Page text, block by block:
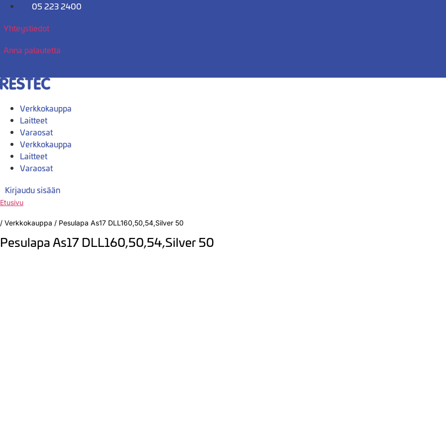
Mene
05 223 2400
Yhteystiedot
Anna palautetta
Verkkokauppa
Laitteet
Varaosat
Verkkokauppa
Laitteet
Varaosat
Kirjaudu sisään
Etusivu
/ Verkkokauppa / Pesulapa As17 DLL160,50,54,Silver 50
Pesulapa As17 DLL160,50,54,Silver 50